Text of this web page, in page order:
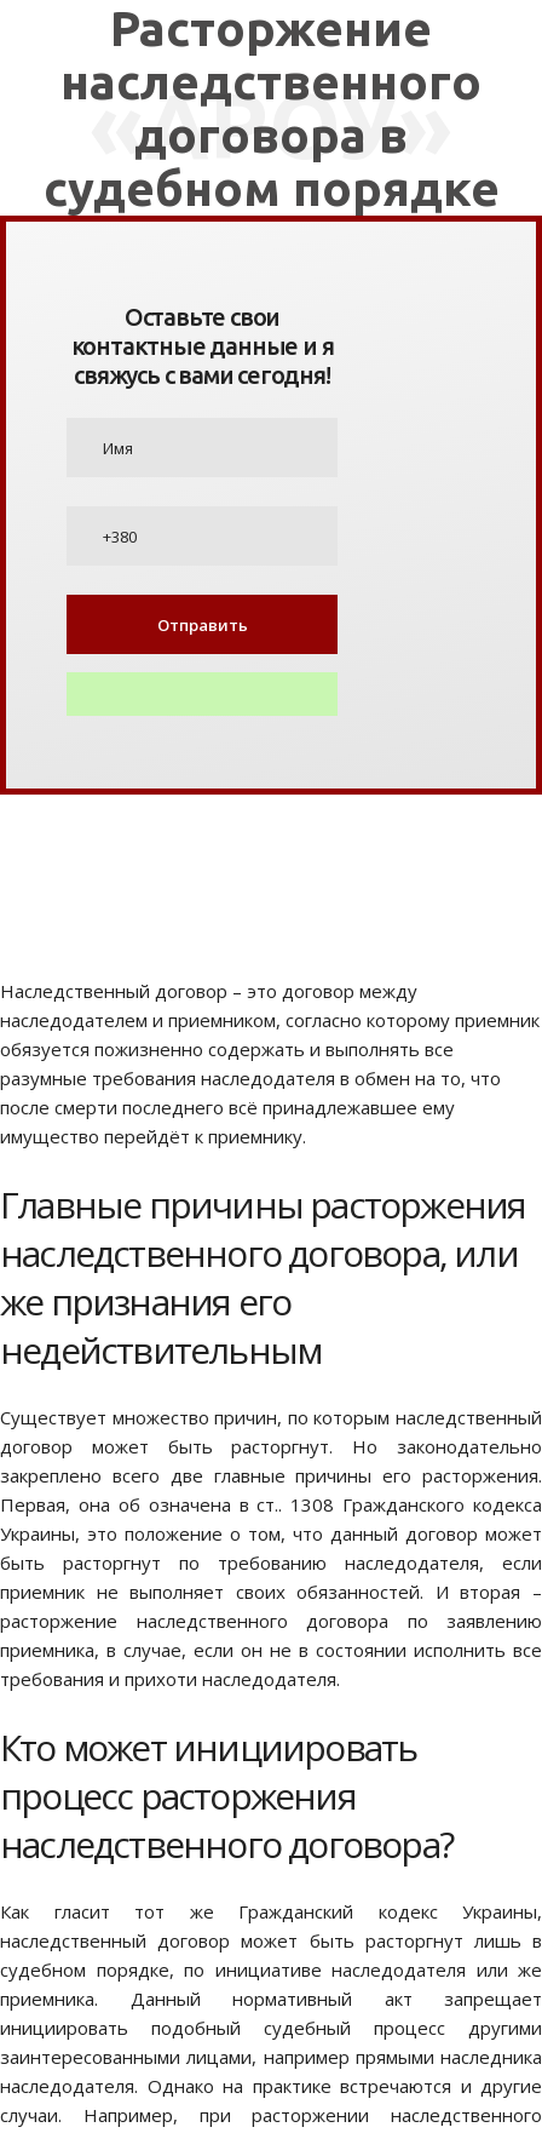
Расторжение
наследственного
договора в
судебном порядке
«АРОУ»
Оставьте свои
контактные данные и я
свяжусь с вами сегодня!
Наследственный договор – это договор между
наследодателем и приемником, согласно которому приемник
обязуется пожизненно содержать и выполнять все
разумные требования наследодателя в обмен на то, что
после смерти последнего всё принадлежавшее ему
имущество перейдёт к приемнику.
Главные причины расторжения
наследственного договора, или
же признания его
недействительным
Существует множество причин, по которым наследственный
договор может быть расторгнут. Но законодательно
закреплено всего две главные причины его расторжения.
Первая, она об означена в ст.. 1308 Гражданского кодекса
Украины, это положение о том, что данный договор может
быть расторгнут по требованию наследодателя, если
приемник не выполняет своих обязанностей. И вторая –
расторжение наследственного договора по заявлению
приемника, в случае, если он не в состоянии исполнить все
требования и прихоти наследодателя.
Кто может инициировать
процесс расторжения
наследственного договора?
Как гласит тот же Гражданский кодекс Украины,
наследственный договор может быть расторгнут лишь в
судебном порядке, по инициативе наследодателя или же
приемника. Данный нормативный акт запрещает
инициировать подобный судебный процесс другими
заинтересованными лицами, например прямыми наследника
наследодателя. Однако на практике встречаются и другие
случаи. Например, при расторжении наследственного